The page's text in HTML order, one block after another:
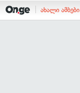
ახალი ამბები